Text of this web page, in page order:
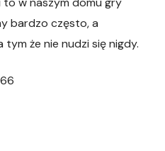
bardzo często, a
że nie nudzi się nigdy.